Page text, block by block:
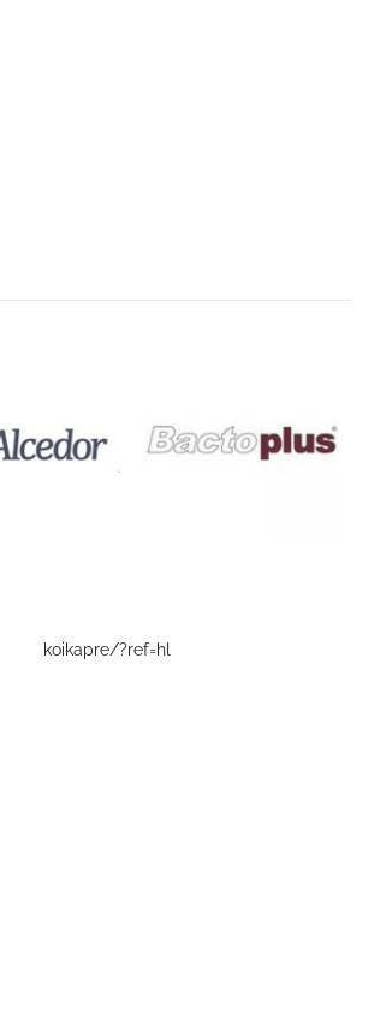
koikapre/?ref=hl